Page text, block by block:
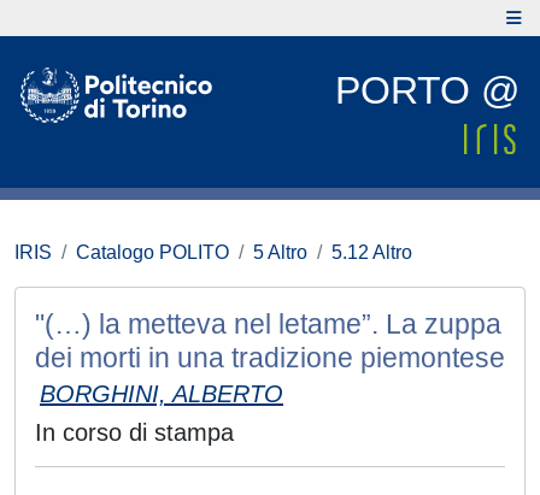
PORTO @
IRIS Catalogo POLITO 5 Altro 5.12 Altro
"(…) la metteva nel letame”. La zuppa
dei morti in una tradizione piemontese
BORGHINI, ALBERTO
In corso di stampa